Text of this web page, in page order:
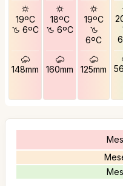
19ºC
6ºC
148mm
18ºC
6ºC
160mm
19ºC
6ºC
125mm